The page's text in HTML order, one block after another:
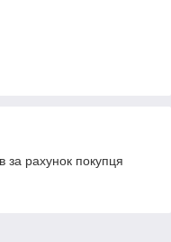
за рахунок покупця